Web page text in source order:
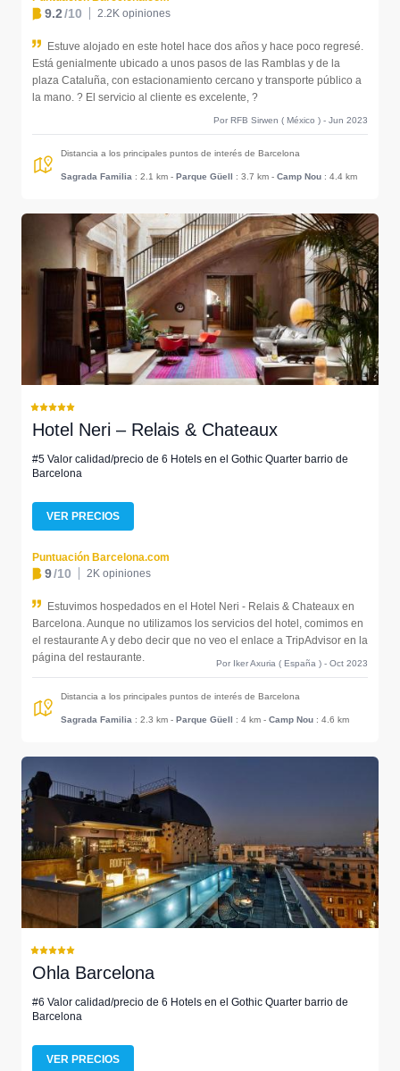
9.2/10 2.2K opiniones
Estuve alojado en este hotel hace dos años y hace poco regresé.
Está genialmente ubicado a unos pasos de las Ramblas y de la
plaza Cataluña, con estacionamiento cercano y transporte público a
la mano. ? El servicio al cliente es excelente, ?
Por RFB Sirwen ( México ) - Jun 2023
Distancia a los principales puntos de interés de Barcelona
Sagrada Familia : 2.1 km - Parque Güell : 3.7 km - Camp Nou : 4.4 km
Hotel Neri – Relais & Chateaux
#5 Valor calidad/precio de 6 Hotels en el Gothic Quarter barrio de
Barcelona
VER PRECIOS
Puntuación Barcelona.com
9/10 2K opiniones
Estuvimos hospedados en el Hotel Neri - Relais & Chateaux en
Barcelona. Aunque no utilizamos los servicios del hotel, comimos en
el restaurante A y debo decir que no veo el enlace a TripAdvisor en la
página del restaurante.
Por Iker Axuria ( España ) - Oct 2023
Distancia a los principales puntos de interés de Barcelona
Sagrada Familia : 2.3 km - Parque Güell : 4 km - Camp Nou : 4.6 km
Ohla Barcelona
#6 Valor calidad/precio de 6 Hotels en el Gothic Quarter barrio de
Barcelona
VER PRECIOS